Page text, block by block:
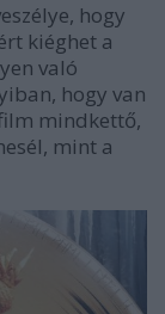
hogy
kiéghet a
való
hogy van
mindkettő,
mint a